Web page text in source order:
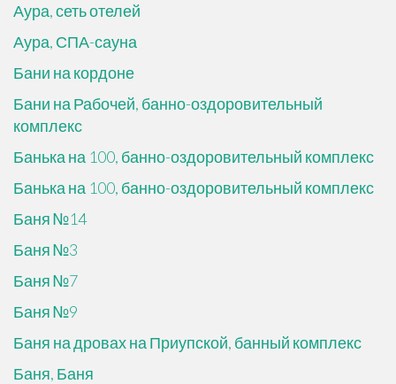
Аура, сеть отелей
Аура, СПА-сауна
Бани на кордоне
Бани на Рабочей, банно-оздоровительный
комплекс
Банька на 100, банно-оздоровительный комплекс
Банька на 100, банно-оздоровительный комплекс
Баня №14
Баня №3
Баня №7
Баня №9
Баня на дровах на Приупской, банный комплекс
Баня, Баня